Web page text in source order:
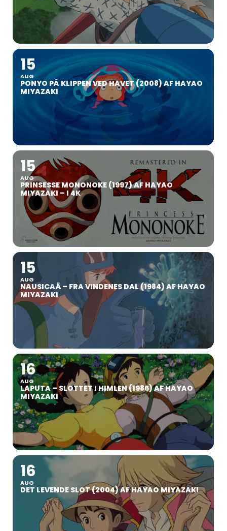
15
AUG
PONYO PÅ KLIPPEN VED HAVET (2008) AF HAYAO
MIYAZAKI
15
AUG
PRINSESSE MONONOKE (1997) AF HAYAO
MIYAZAKI – I 4K
15
AUG
NAUSICAÄ – FRA VINDENES DAL (1984) AF HAYAO
MIYAZAKI
16
AUG
LAPUTA – SLOTTET I HIMLEN (1986) AF HAYAO
MIYAZAKI
16
AUG
DET LEVENDE SLOT (2004) AF HAYAO MIYAZAKI